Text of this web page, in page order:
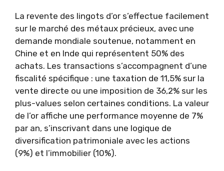
La revente des lingots d’or s’effectue facilement
sur le marché des métaux précieux, avec une
demande mondiale soutenue, notamment en
Chine et en Inde qui représentent 50% des
achats. Les transactions s’accompagnent d’une
fiscalité spécifique : une taxation de 11,5% sur la
vente directe ou une imposition de 36,2% sur les
plus-values selon certaines conditions. La valeur
de l’or affiche une performance moyenne de 7%
par an, s’inscrivant dans une logique de
diversification patrimoniale avec les actions
(9%) et l’immobilier (10%).